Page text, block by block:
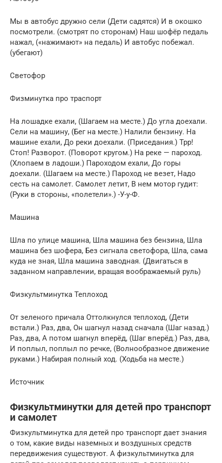
Мы в автобус дружно сели (Дети садятся) И в окошко
посмотрели. (смотрят по сторонам) Наш шофёр педаль
нажал, («нажимают» на педаль) И автобус побежал.
(убегают)
Светофор
Физминутка про траспорт
На лошадке ехали, (Шагаем на месте.) До угла доехали.
Сели на машину, (Бег на месте.) Налили бензину. На
машине ехали, До реки доехали. (Приседания.) Трр!
Стоп! Разворот. (Поворот кругом.) На реке — пароход.
(Хлопаем в ладоши.) Пароходом ехали, До горы
доехали. (Шагаем на месте.) Пароход не везет, Надо
сесть на самолет. Самолет летит, В нем мотор гудит:
(Руки в стороны, «полетели».) -У-у-Ф.
Машина
Шла по улице машина, Шла машина без бензина, Шла
машина без шофера, Без сигнала светофора, Шла, сама
куда не зная, Шла машина заводная. (Двигаться в
заданном направлении, вращая воображаемый руль)
Физкультминутка Теплоход
От зеленого причала Оттолкнулся теплоход, (Дети
встали.) Раз, два, Он шагнул назад сначала (Шаг назад.)
Раз, два, А потом шагнул вперёд, (Шаг вперёд.) Раз, два,
И поплыл, поплыл по речке, (Волнообразное движение
руками.) Набирая полный ход. (Ходьба на месте.)
Источник
Физкультминутки для детей про транспорт
и самолет
Физкультминутка для детей про транспорт дает знания
о том, какие виды наземных и воздушных средств
передвижения существуют. А физкультминутка для